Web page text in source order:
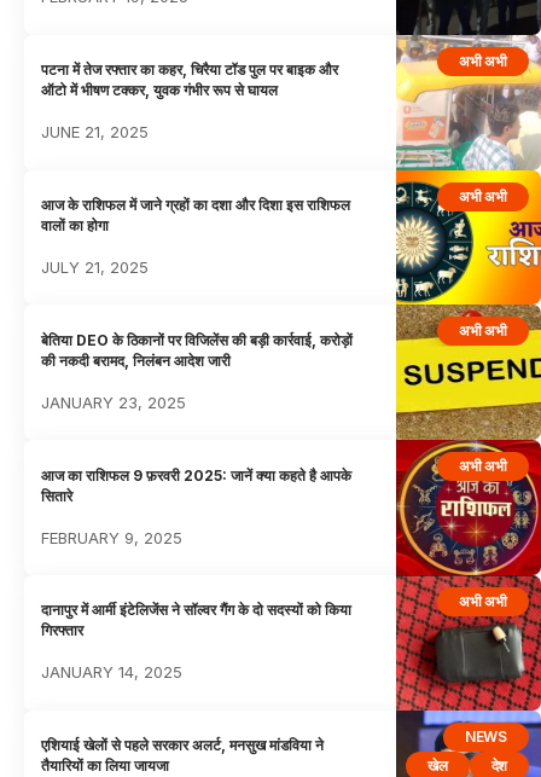
अभी अभी
पटना में तेज रफ्तार का कहर, चिरैया टॉड पुल पर बाइक और
ऑटो में भीषण टक्कर, युवक गंभीर रूप से घायल
JUNE 21, 2025
अभी अभी
आज के राशिफल में जाने ग्रहों का दशा और दिशा इस राशिफल
वालों का होगा
JULY 21, 2025
अभी अभी
बेतिया DEO के ठिकानों पर विजिलेंस की बड़ी कार्रवाई, करोड़ों
की नकदी बरामद, निलंबन आदेश जारी
JANUARY 23, 2025
अभी अभी
आज का राशिफल 9 फ़रवरी 2025: जानें क्या कहते है आपके
सितारे
FEBRUARY 9, 2025
अभी अभी
दानापुर में आर्मी इंटेलिजेंस ने सॉल्वर गैंग के दो सदस्यों को किया
गिरफ्तार
JANUARY 14, 2025
NEWS
खेल
देश
एशियाई खेलों से पहले सरकार अलर्ट, मनसुख मांडविया ने
तैयारियों का लिया जायजा